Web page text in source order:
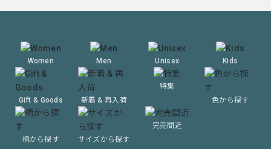
Women Men Unisex Kids
Gift & Goods 新着 & 再入荷
特集
色から探す
柄から探す サイズから探す
完売間近